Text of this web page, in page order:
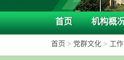
首页 机构概
首页 > 党群文化 > 工